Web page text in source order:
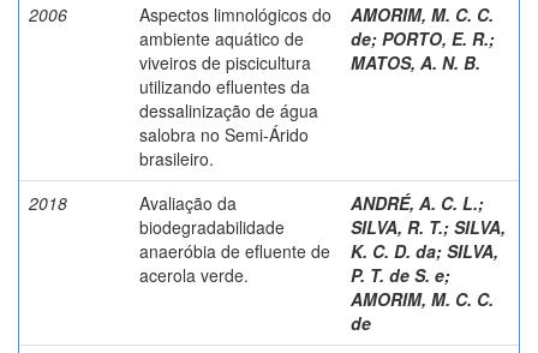
2006
Aspectos limnológicos do
ambiente aquático de
viveiros de piscicultura
utilizando efluentes da
dessalinização de água
salobra no Semi-Árido
brasileiro.
AMORIM, M. C. C.
de; PORTO, E. R.;
MATOS, A. N. B.
2018
Avaliação da
biodegradabilidade
anaeróbia de efluente de
acerola verde.
ANDRÉ, A. C. L.;
SILVA, R. T.; SILVA,
K. C. D. da; SILVA,
P. T. de S. e;
AMORIM, M. C. C.
de